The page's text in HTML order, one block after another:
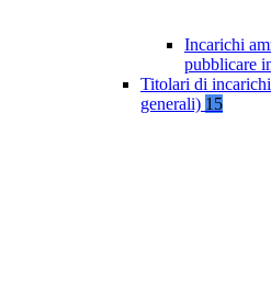
Incarichi
pubblicare
Titolari di
generali) 15